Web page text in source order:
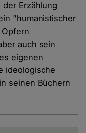
der Erzählung
"humanistischer
auch sein
eigenen
ideologische
seinen Büchern